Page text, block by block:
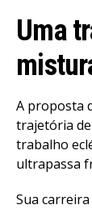
Uma
A proposta
trajetória
trabalho
ultrapassa
Sua